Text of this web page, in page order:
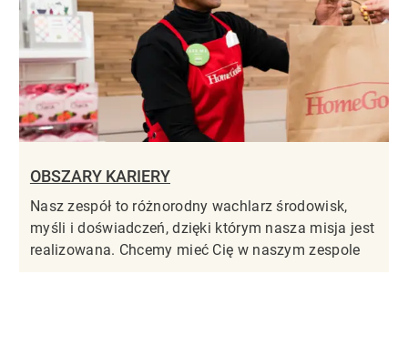
OBSZARY KARIERY
Nasz zespół to różnorodny wachlarz środowisk,
myśli i doświadczeń, dzięki którym nasza misja jest
realizowana. Chcemy mieć Cię w naszym zespole